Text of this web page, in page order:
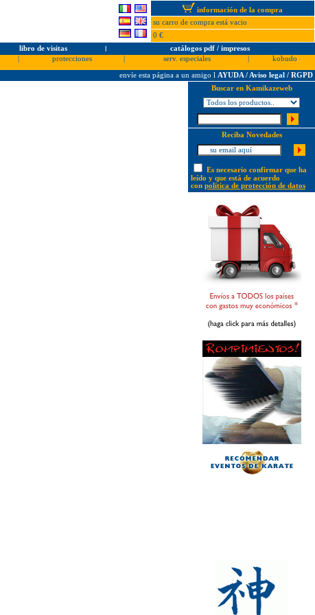
información de la compra
su carro de compra está vacio
0 €
libro de visitas l
catálogos pdf / impresos
protecciones serv. especiales
kobudo
envíe esta página a un amigo l AYUDA / Aviso legal / RGPD
Buscar en Kamikazeweb
Reciba Novedades
Es necesario confirmar que ha
leído y que está de acuerdo
con política de protección de datos